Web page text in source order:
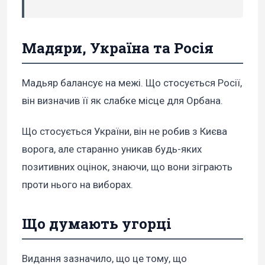
Мадяри, Україна та Росія
Мадьяр балансує на межі. Що стосується Росії,
він визначив її як слабке місце для Орбана.
Що стосується України, він не робив з Києва
ворога, але старанно уникав будь-яких
позитивних оцінок, знаючи, що вони зіграють
проти нього на виборах.
Що думають угорці
Видання зазначило, що це тому, що